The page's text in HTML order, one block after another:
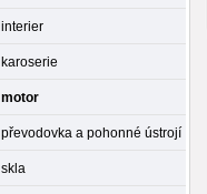
interier
karoserie
motor
převodovka a pohonné ústrojí
skla